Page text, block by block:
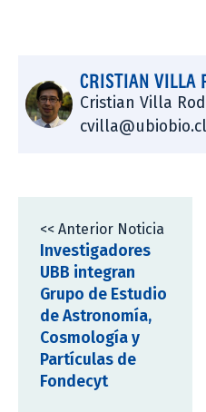
CRISTIAN VILLA
Cristian Villa
<< Anterior Noticia
Investigadores
UBB integran
Grupo de Estudio
de Astronomía,
Cosmología y
Partículas de
Fondecyt